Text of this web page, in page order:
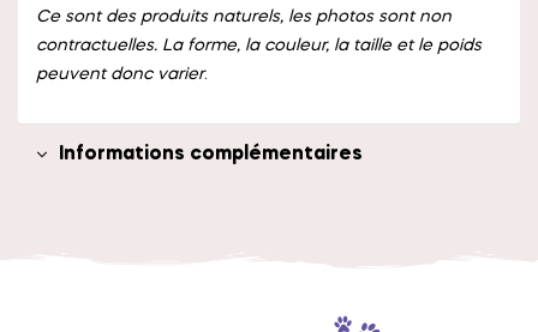
Ce sont des produits naturels, les photos sont non
contractuelles. La forme, la couleur, la taille et le poids
peuvent donc varier.
Informations complémentaires